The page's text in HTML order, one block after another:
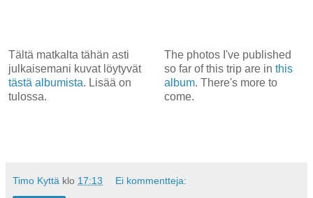
Tältä matkalta tähän asti
julkaisemani kuvat löytyvät
tästä albumista. Lisää on
tulossa.
The photos I've published
so far of this trip are in this
album. There's more to
come.
Timo Kyttä klo 17:13 Ei kommentteja: